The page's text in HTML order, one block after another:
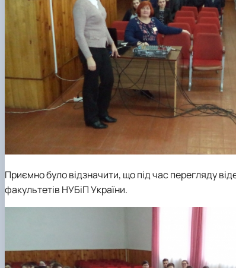
Приємно було відзначити, що під час перегляду
факультетів НУБіП України.